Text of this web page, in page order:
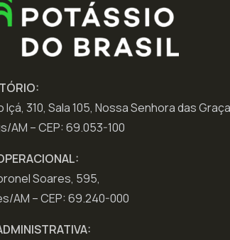
Içá, 310, Sala 105, Nossa Senhora das
AM – CEP: 69.053-100
Soares, 595,
AM – CEP: 69.240-000